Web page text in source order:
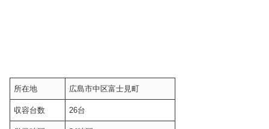
所在地 広島市中区富士見町
収容台数 26台